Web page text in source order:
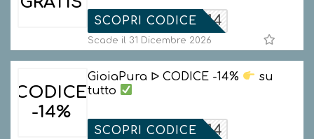
IABACK14
SCOPRI CODICE
Scade il 31 Dicembre 2026
CODICE
-14%
GioiaPura ᐅ CODICE -14%
su
tutto
IOIAFF14
SCOPRI CODICE